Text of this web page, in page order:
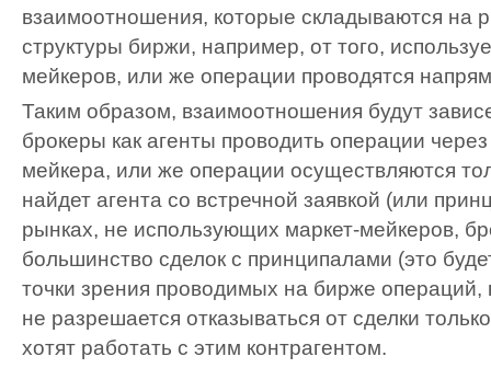
взаимоотношения, которые складываются на
структуры биржи, например, от того,
мейкеров, или же операции проводятся
Таким образом, взаимоотношения будут
брокеры как агенты проводить операции
мейкера, или же операции осуществляются
найдет агента со встречной заявкой (или
рынках, не использующих маркет-мейкеров,
большинство сделок с принципалами (это
точки зрения проводимых на бирже операций,
не разрешается отказываться от сделки
хотят работать с этим контрагентом.